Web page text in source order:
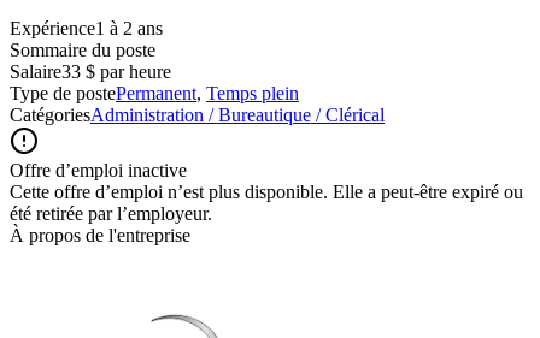
Expérience1 à 2 ans
Sommaire du poste
Salaire33 $ par heure
Type de postePermanent, Temps plein
CatégoriesAdministration / Bureautique / Clérical
Offre d’emploi inactive
Cette offre d’emploi n’est plus disponible. Elle a peut-être expiré ou
été retirée par l’employeur.
À propos de l'entreprise